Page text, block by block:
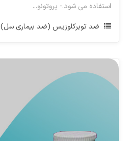
استفاده می شود.- پروتونو...
ضد توبرکلوزیس (ضد بیماری سل)